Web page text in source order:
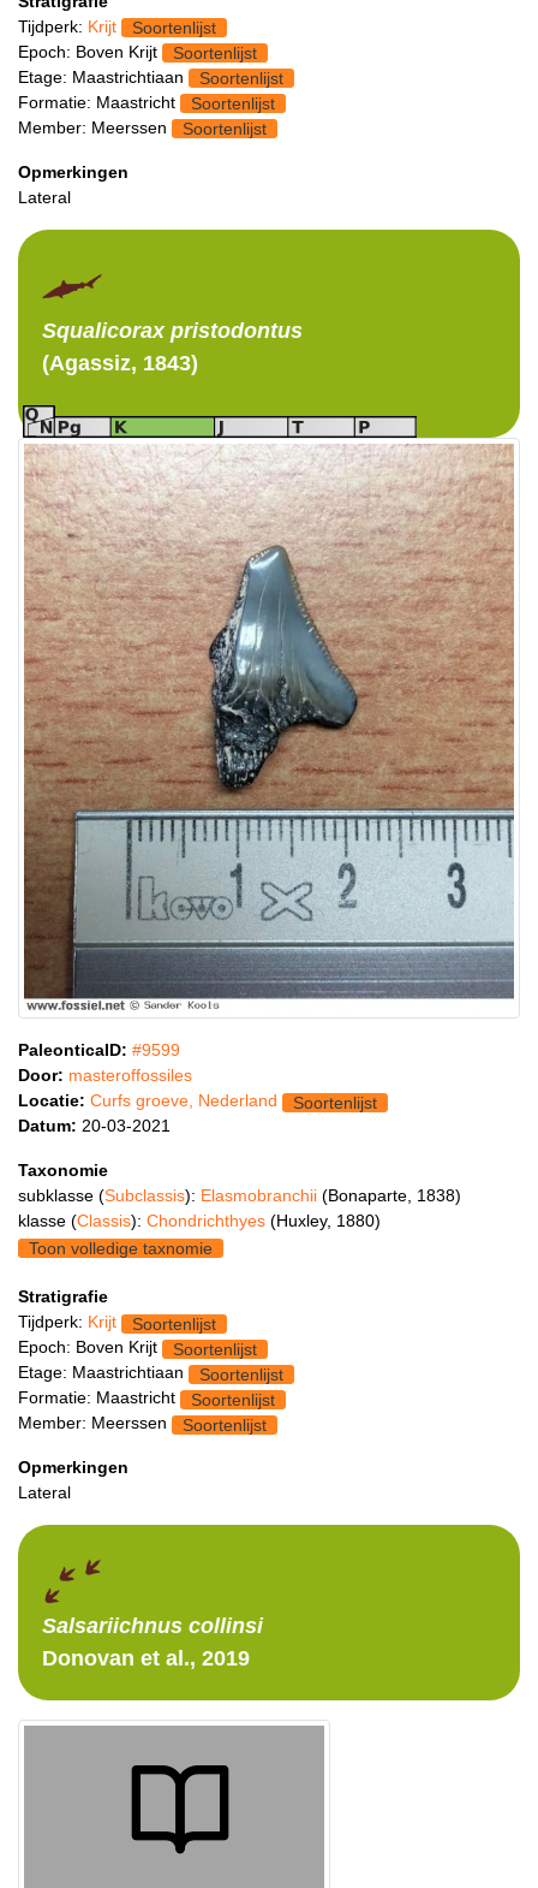
Tijdperk: Krijt
Soortenlijst
Epoch: Boven Krijt
Soortenlijst
Etage: Maastrichtiaan
Soortenlijst
Formatie: Maastricht
Soortenlijst
Member: Meerssen
Soortenlijst
Opmerkingen
Lateral
Squalicoraxpristodontus
(Agassiz, 1843)
PaleonticaID: #9599
Door: masteroffossiles
Locatie: Curfs groeve, Nederland
Soortenlijst
Datum: 20-03-2021
Taxonomie
subklasse (Subclassis): Elasmobranchii (Bonaparte, 1838)
klasse (Classis): Chondrichthyes (Huxley, 1880)
Toon volledige taxnomie
Stratigrafie
Tijdperk: Krijt
Soortenlijst
Epoch: Boven Krijt
Soortenlijst
Etage: Maastrichtiaan
Soortenlijst
Formatie: Maastricht
Soortenlijst
Member: Meerssen
Soortenlijst
Opmerkingen
Lateral
Salsariichnus collinsi
Donovan et al., 2019